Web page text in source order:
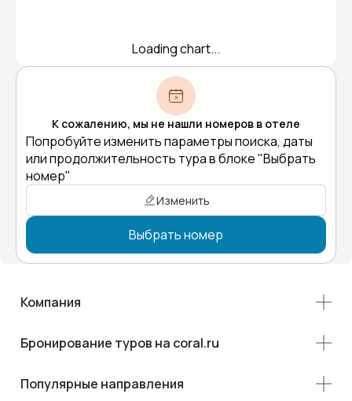
Loading chart...
К сожалению, мы не нашли номеров в отеле
Попробуйте изменить параметры поиска, даты
или продолжительность тура в блоке "Выбрать
номер"
Изменить
Выбрать номер
Компания
Бронирование туров на coral.ru
Популярные направления